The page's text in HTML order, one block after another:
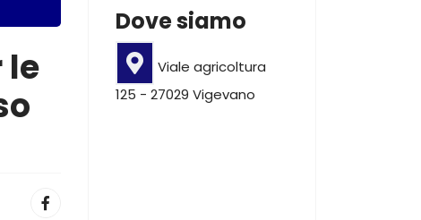
le
Dove siamo
Viale agricoltura
125 - 27029 Vigevano